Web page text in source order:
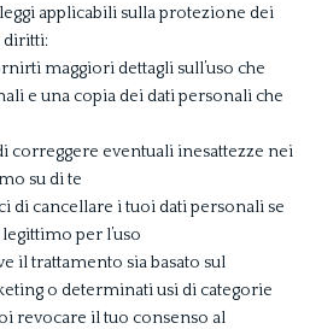
applicabili sulla protezione dei
diritti:
maggiori dettagli sull’uso che
e una copia dei dati personali che
correggere eventuali inesattezze nei
su di te
di cancellare i tuoi dati personali se
per l’uso
il trattamento sia basato sul
o determinati usi di categorie
revocare il tuo consenso al